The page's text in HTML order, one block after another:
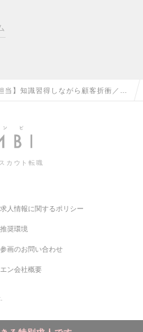
当】知識習得しながら顧客折衝／創
カウト転職
求人情報に関するポリシー
推奨環境
参画のお問い合わせ
エン会社概要